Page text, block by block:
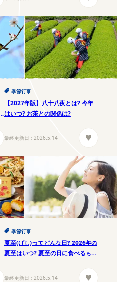
季節行事
【2027年版】八十八夜とは? 今年
はいつ? お茶との関係は?
最終更新日： 2026.5.14
季節行事
夏至(げし)ってどんな日? 2026年の
夏至はいつ? 夏至の日に食べるもの
最終更新日： 2026.5.14